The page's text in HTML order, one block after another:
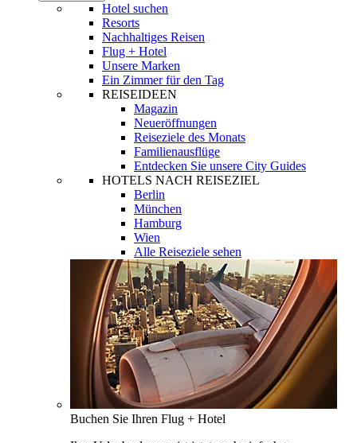
Hotel suchen
Resorts
Nachhaltiges Reisen
Flug + Hotel
Unsere Marken
Ein Zimmer für den Tag
REISEIDEEN
Magazin
Neueröffnungen
Reiseziele des Monats
Familienausflüge
Entdecken Sie unsere City Guides
HOTELS NACH REISEZIEL
Berlin
München
Hamburg
Wien
Alle Reiseziele sehen
Buchen Sie Ihren Flug + Hotel